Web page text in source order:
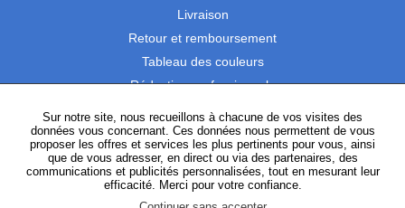
Livraison
Retour et remboursement
Tableau des couleurs
Réduction professionnels
Catalogues
Satisfaction Clients
SUIVEZ-NOUS
Sur notre site, nous recueillons à chacune de vos visites des
données vous concernant. Ces données nous permettent de vous
proposer les offres et services les plus pertinents pour vous, ainsi
que de vous adresser, en direct ou via des partenaires, des
communications et publicités personnalisées, tout en mesurant leur
efficacité. Merci pour votre confiance.